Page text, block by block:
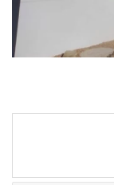
l’article